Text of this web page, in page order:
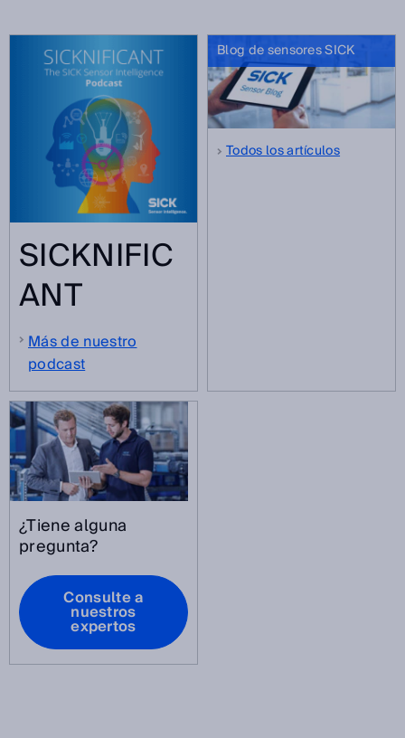
SICKNIFIC
ANT
Más de nuestro
podcast
Blog de sensores SICK
Todos los artículos
¿Tiene alguna
pregunta?
Consulte a
nuestros
expertos